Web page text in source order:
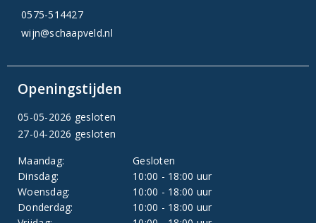
0575-514427
wijn@schaapveld.nl
Openingstijden
05-05-2026 gesloten
27-04-2026 gesloten
Maandag:
Gesloten
Dinsdag:
10:00 - 18:00 uur
Woensdag:
10:00 - 18:00 uur
Donderdag:
10:00 - 18:00 uur